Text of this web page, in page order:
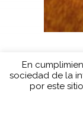
En
sociedad de la
por este